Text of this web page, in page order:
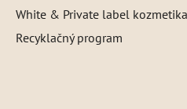
White & Private label kozmetika
Recyklačný program